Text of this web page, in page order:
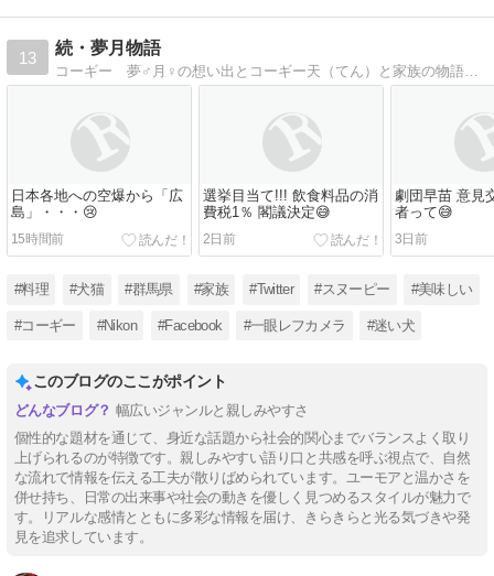
13
続・夢月物語
コーギー 夢♂月♀の想い出とコーギー天（てん）と家族の物語。実家の父母闘病介護の記録。
日本各地への空爆から「広
島」・・・😢
15時間前
選挙目当て!!! 飲食料品の消
費税1％ 閣議決定😅
2日前
劇団早苗 意見
者って😅
3日前
#料理 #犬猫 #群馬県 #家族 #Twitter #スヌーピー #美味しい
#コーギー #Nikon #Facebook #一眼レフカメラ #迷い犬
このブログのここがポイント
幅広いジャンルと親しみやすさ
個性的な題材を通じて、身近な話題から社会的関心までバランスよく取り
上げられるのが特徴です。親しみやすい語り口と共感を呼ぶ視点で、自然
な流れで情報を伝える工夫が散りばめられています。ユーモアと温かさを
併せ持ち、日常の出来事や社会の動きを優しく見つめるスタイルが魅力で
す。リアルな感情とともに多彩な情報を届け、きらきらと光る気づきや発
見を追求しています。